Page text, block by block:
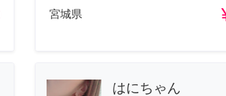
宮城県
はにちゃん